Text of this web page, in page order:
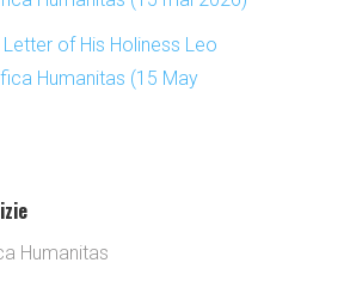
of His Holiness Leo
Humanitas (15 May
Humanitas